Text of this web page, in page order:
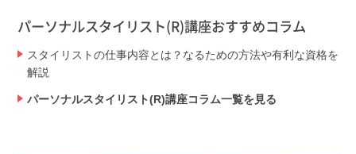
パーソナルスタイリスト(R)講座おすすめコラム
スタイリストの仕事内容とは？なるための方法や有利な資格を
解説
パーソナルスタイリスト(R)講座コラム一覧を見る